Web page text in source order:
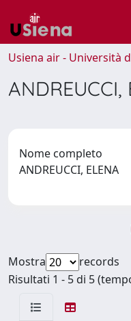
Usiena air - Università
ANDREUCCI,
Nome completo
ANDREUCCI, ELENA
Mostra
records
Risultati 1 - 5 di 5